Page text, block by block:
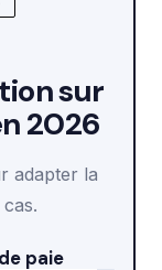
sur
2026
adapter la
paie